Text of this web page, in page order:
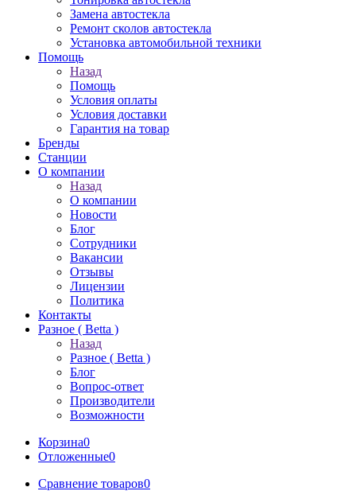
Замена автостекла
Ремонт сколов автостекла
Установка автомобильной техники
Помощь
Назад
Помощь
Условия оплаты
Условия доставки
Гарантия на товар
Бренды
Станции
О компании
Назад
О компании
Новости
Блог
Сотрудники
Вакансии
Отзывы
Лицензии
Политика
Контакты
Разное ( Betta )
Назад
Разное ( Betta )
Блог
Вопрос-ответ
Производители
Возможности
Корзина0
Отложенные0
Сравнение товаров0